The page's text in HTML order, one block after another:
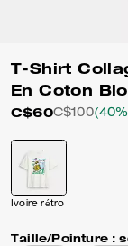
T-Shirt
En Coton
C$60C$100
Ivoire rétro
Taille/Pointure :